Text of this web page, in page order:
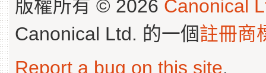
版權所有 © 2026 Canonical
Canonical Ltd. 的一個註冊商
Report a bug on this site.